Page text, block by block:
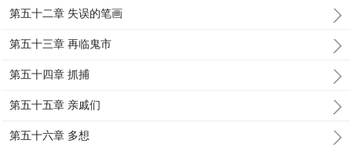
第五十二章 失误的笔画
第五十三章 再临鬼市
第五十四章 抓捕
第五十五章 亲戚们
第五十六章 多想